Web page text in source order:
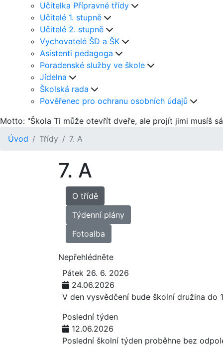
Učitelka Přípravné třídy
Učitelé 1. stupně
Učitelé 2. stupně
Vychovatelé ŠD a ŠK
Asistenti pedagoga
Poradenské služby ve škole
Jídelna
Školská rada
Pověřenec pro ochranu osobních údajů
Motto: "Škola Ti může otevřít dveře, ale projít jimi musíš
Úvod
Třídy 7. A
7. A
O třídě
Týdenní plány
Fotoalba
Nepřehlédněte
Pátek 26. 6. 2026
24.06.2026
V den vysvědčení bude školní družina do
Poslední týden
12.06.2026
Poslední školní týden proběhne bez